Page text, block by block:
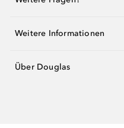
Weitere Informationen
Über Douglas